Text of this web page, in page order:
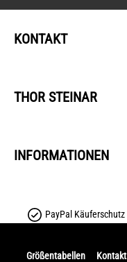
KONTAKT
THOR STEINAR
INFORMATIONEN
PayPal Käuferschutz
Größentabellen Kontakt